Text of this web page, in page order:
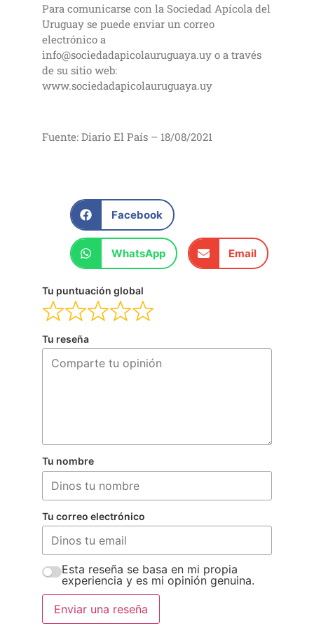
Para comunicarse con la Sociedad Apícola del
Uruguay se puede enviar un correo
electrónico a
info@sociedadapicolauruguaya.uy o a través
de su sitio web:
www.sociedadapicolauruguaya.uy
Fuente: Diario El País – 18/08/2021
Facebook
WhatsApp Email
Tu puntuación global
Tu reseña
Tu nombre
Tu correo electrónico
Esta reseña se basa en mi propia
experiencia y es mi opinión genuina.
Enviar una reseña